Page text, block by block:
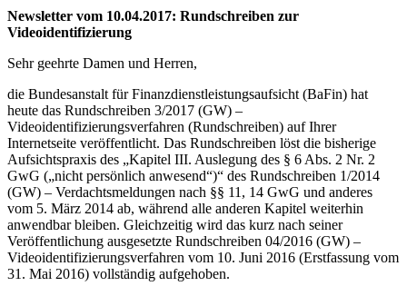
Newsletter vom 10.04.2017: Rundschreiben zur
Videoidentifizierung
Sehr geehrte Damen und Herren,
die Bundesanstalt für Finanzdienstleistungsaufsicht (BaFin) hat
heute das Rundschreiben 3/2017 (GW) –
Videoidentifizierungsverfahren (Rundschreiben) auf Ihrer
Internetseite veröffentlicht. Das Rundschreiben löst die bisherige
Aufsichtspraxis des „Kapitel III. Auslegung des § 6 Abs. 2 Nr. 2
GwG („nicht persönlich anwesend“)“ des Rundschreiben 1/2014
(GW) – Verdachtsmeldungen nach §§ 11, 14 GwG und anderes
vom 5. März 2014 ab, während alle anderen Kapitel weiterhin
anwendbar bleiben. Gleichzeitig wird das kurz nach seiner
Veröffentlichung ausgesetzte Rundschreiben 04/2016 (GW) –
Videoidentifizierungsverfahren vom 10. Juni 2016 (Erstfassung vom
31. Mai 2016) vollständig aufgehoben.